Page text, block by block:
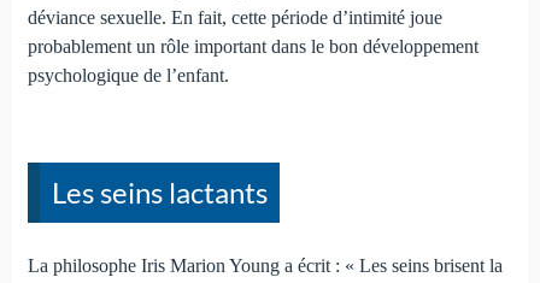
déviance sexuelle. En fait, cette période d’intimité joue
probablement un rôle important dans le bon développement
psychologique de l’enfant.
Les seins lactants
La philosophe Iris Marion Young a écrit : « Les seins brisent la